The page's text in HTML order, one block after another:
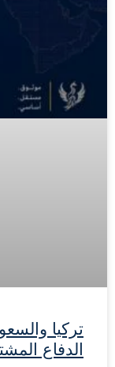
تركيا
الدفاع